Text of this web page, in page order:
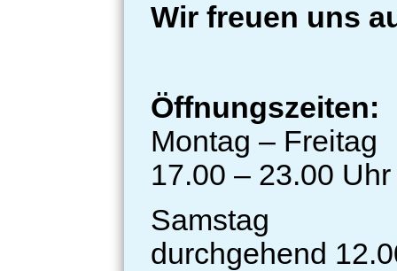
Wir freuen uns
Öffnungszeiten:
Montag – Freitag
17.00 – 23.00 Uhr
Samstag
durchgehend